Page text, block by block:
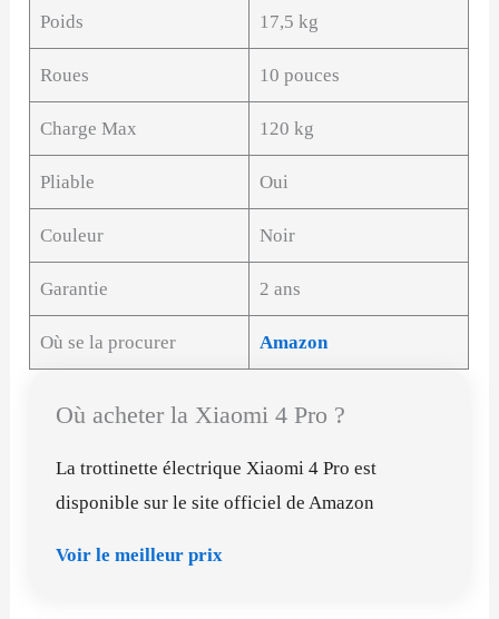
Poids 17,5 kg
Roues 10 pouces
Charge Max 120 kg
Pliable Oui
Couleur Noir
Garantie 2 ans
Où se la procurer Amazon
Où acheter la Xiaomi 4 Pro ?
La trottinette électrique Xiaomi 4 Pro est
disponible sur le site officiel de Amazon
Voir le meilleur prix